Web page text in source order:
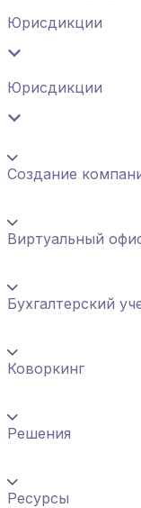
Юрисдикции
Юрисдикции
Создание
Виртуальный
Бухгалтерский
Коворкинг
Решения
Ресурсы